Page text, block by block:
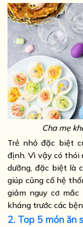
Cha mẹ
Trẻ nhỏ đặc biệt
định. Vì vậy có thói
dưỡng, đặc biệt là
giúp củng cố hệ
giảm nguy cơ
kháng trước các
2. Top 5 món ăn